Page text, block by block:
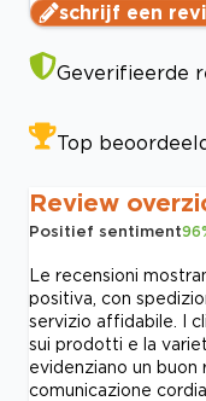
schrijf een
Geverifieerde
Top
Review
Positief sentiment96
Le recensioni
positiva, con
servizio affidabile. I
sui prodotti e la
evidenziano un
comunicazione